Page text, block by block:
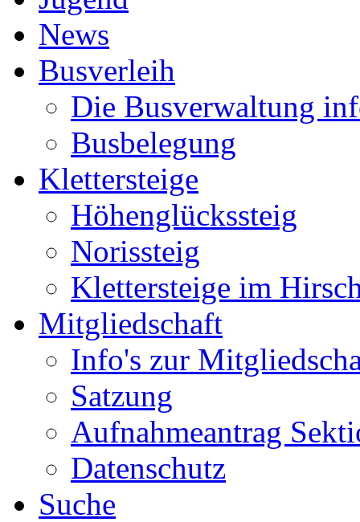
News
Busverleih
Die Busverwaltung
Busbelegung
Klettersteige
Höhenglückssteig
Norissteig
Klettersteige im
Mitgliedschaft
Info's zur
Satzung
Aufnahmeantrag
Datenschutz
Suche